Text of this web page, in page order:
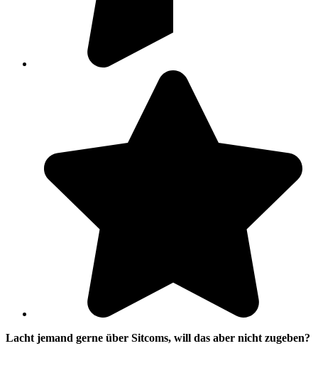
Lacht jemand gerne über Sitcoms, will das aber nicht zugeben?